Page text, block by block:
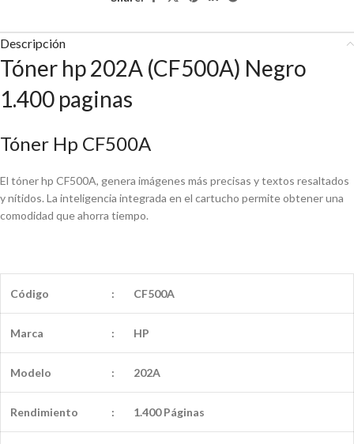
Descripción
Tóner hp 202A (CF500A) Negro
1.400 paginas
Tóner Hp CF500A
El tóner hp CF500A, genera imágenes más precisas y textos resaltados
y nítidos. La inteligencia integrada en el cartucho permite obtener una
comodidad que ahorra tiempo.
Código : CF500A
Marca : HP
Modelo : 202A
Rendimiento : 1.400 Páginas